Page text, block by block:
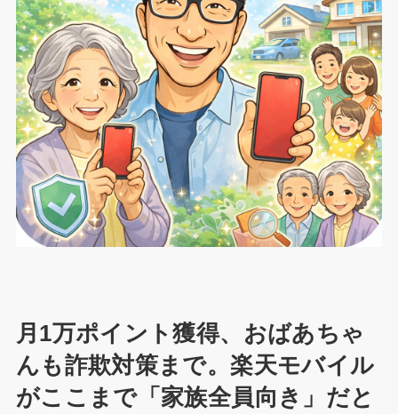
月1万ポイント獲得、おばあちゃ
んも詐欺対策まで。楽天モバイル
がここまで「家族全員向き」だと